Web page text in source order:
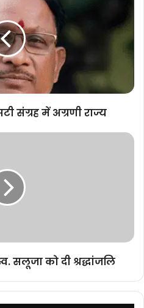
संग्रह में अग्रणी राज्य
सलूजा को दी श्रद्धांजलि